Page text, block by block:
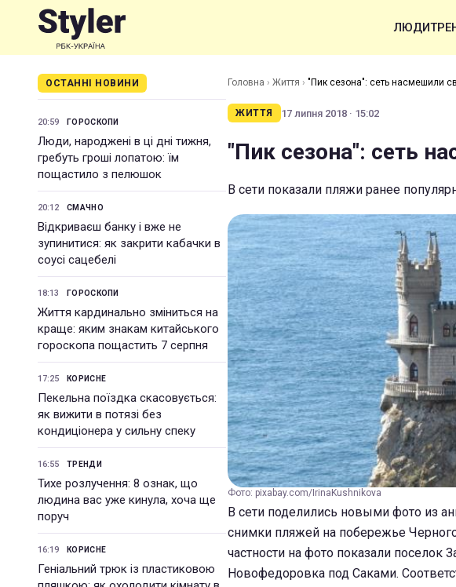
ЛЮДИ
ОСТАННІ НОВИНИ
20:59 ГОРОСКОПИ
Люди, народжені в ці дні тижня,
гребуть гроші лопатою: їм
пощастило з пелюшок
20:12 СМАЧНО
Відкриваєш банку і вже не
зупинитися: як закрити кабачки в
соусі сацебелі
18:13 ГОРОСКОПИ
Життя кардинально зміниться на
краще: яким знакам китайського
гороскопа пощастить 7 серпня
17:25 КОРИСНЕ
Пекельна поїздка скасовується:
як вижити в потязі без
кондиціонера у сильну спеку
16:55 ТРЕНДИ
Тихе розлучення: 8 ознак, що
людина вас уже кинула, хоча ще
поруч
16:19 КОРИСНЕ
Геніальний трюк із пластиковою
Головна › Життя › "Пик сезона": сеть насмешили
ЖИТТЯ 17 липня 2018 · 15:02
"Пик сезона": сеть
В сети показали пляжи ранее
Фото: pixabay.com/IrinaKushnikova
В сети поделились новыми фото из
снимки пляжей на побережье
частности на фото показали поселок
Новофедоровка под Саками.